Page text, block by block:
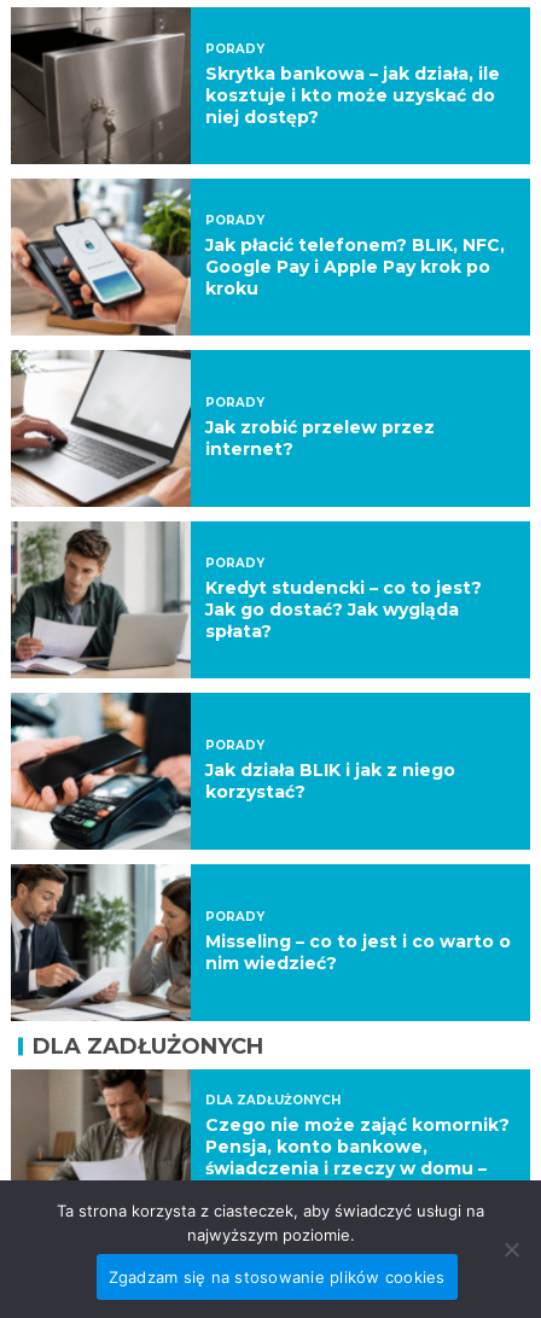
PORADY
Skrytka bankowa – jak działa, ile
kosztuje i kto może uzyskać do
niej dostęp?
PORADY
Jak płacić telefonem? BLIK, NFC,
Google Pay i Apple Pay krok po
kroku
PORADY
Jak zrobić przelew przez
internet?
PORADY
Kredyt studencki – co to jest?
Jak go dostać? Jak wygląda
spłata?
PORADY
Jak działa BLIK i jak z niego
korzystać?
PORADY
Misseling – co to jest i co warto o
nim wiedzieć?
DLA ZADŁUŻONYCH
DLA ZADŁUŻONYCH
Czego nie może zająć komornik?
Pensja, konto bankowe,
świadczenia i rzeczy w domu –
Ta strona korzysta z ciasteczek, aby świadczyć usługi na
najwyższym poziomie.
Zgadzam się na stosowanie plików cookies